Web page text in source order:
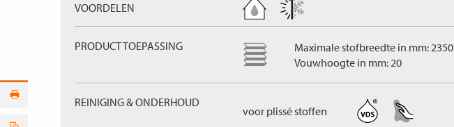
VOORDELEN
PRODUCT TOEPASSING
Maximale stofbreedte in mm: 2350
Vouwhoogte in mm: 20
REINIGING & ONDERHOUD
voor plissé stoffen